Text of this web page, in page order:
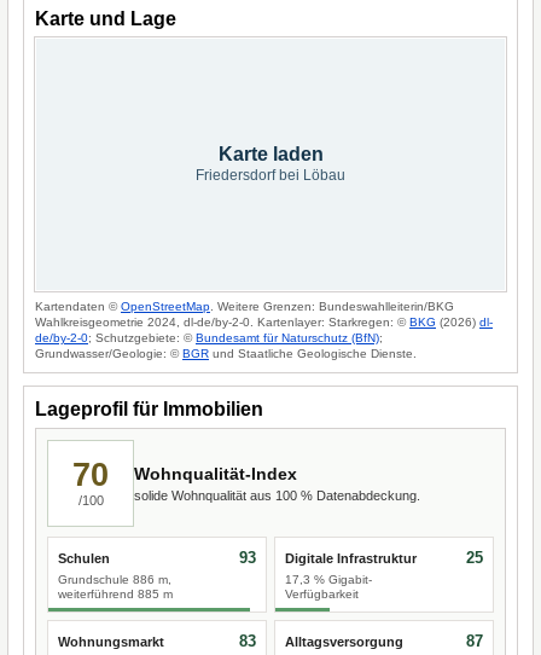
Karte und Lage
Karte laden
Friedersdorf bei Löbau
Kartendaten ©OpenStreetMap . Weitere Grenzen: Bundeswahlleiterin/BKG
Wahlkreisgeometrie 2024, dl-de/by-2-0. Kartenlayer: Starkregen: ©BKG (2026) dl-
de/by-2-0; Schutzgebiete: ©Bundesamt für Naturschutz (BfN);
Grundwasser/Geologie: ©BGR und Staatliche Geologische Dienste.
Lageprofil für Immobilien
70
/100
Wohnqualität-Index
solide Wohnqualität aus 100 % Datenabdeckung.
Schulen
Grundschule 886 m,
weiterführend 885 m
93 Digitale Infrastruktur
17,3 % Gigabit-
Verfügbarkeit
25
Wohnungsmarkt 83 Alltagsversorgung 87